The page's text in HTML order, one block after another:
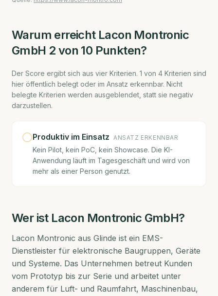
Warum erreicht Lacon Montronic
GmbH 2 von 10 Punkten?
Der Score ergibt sich aus vier Kriterien. 1 von 4 Kriterien sind
hier öffentlich belegt oder im Ansatz erkennbar. Nicht
belegte Kriterien werden ausgeblendet, statt sie negativ
darzustellen.
Produktiv im Einsatz ANSATZ ERKENNBAR
Kein Pilot, kein PoC, kein Showcase. Die KI-
Anwendung läuft im Tagesgeschäft und wird von
mehr als einer Person genutzt.
Wer ist Lacon Montronic GmbH?
Lacon Montronic aus Glinde ist ein EMS-
Dienstleister für elektronische Baugruppen, Geräte
und Systeme. Das Unternehmen betreut Kunden
vom Prototyp bis zur Serie und arbeitet unter
anderem für Luft- und Raumfahrt, Maschinenbau,